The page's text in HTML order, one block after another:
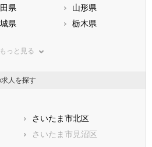
県
山形県
県
栃木県
奈川県
県
大阪府
和歌山県
もっと見る
人を探す
さいたま市北区
さいたま市見沼区